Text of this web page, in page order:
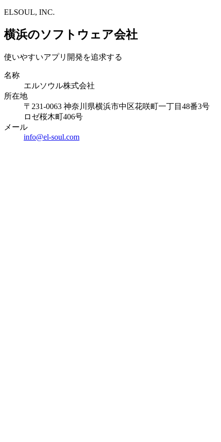
ELSOUL, INC.
横浜のソフトウェア会社
使いやすいアプリ開発を追求する
名称
エルソウル株式会社
所在地
〒231-0063 神奈川県横浜市中区花咲町一丁目48番3号
ロゼ桜木町406号
メール
info@el-soul.com